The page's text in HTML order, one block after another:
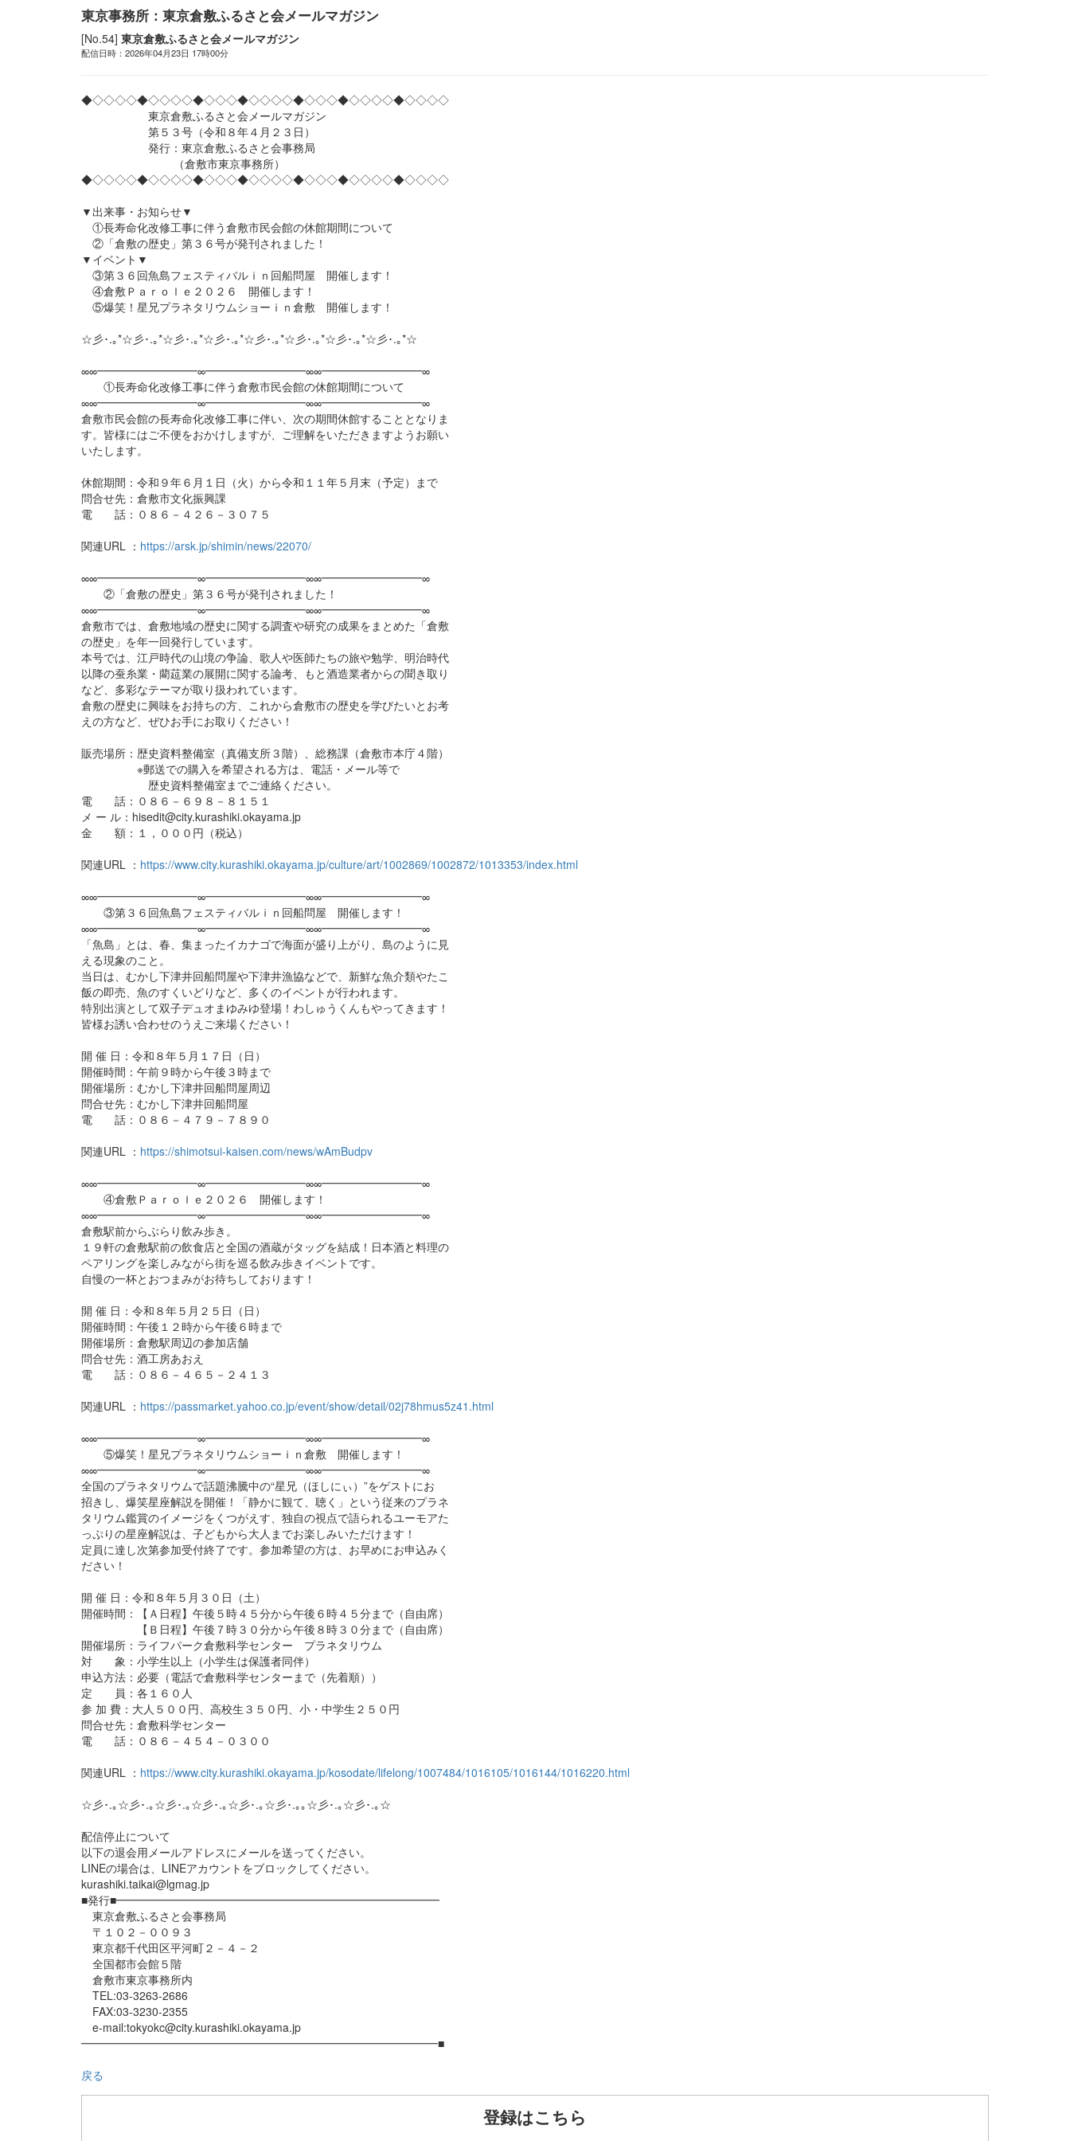
東京事務所：東京倉敷ふるさと会メールマガジン
[No.54] 東京倉敷ふるさと会メールマガジン
配信日時：2026年04月23日 17時00分
◆◇◇◇◇◆◇◇◇◇◆◇◇◇◆◇◇◇◇◆◇◇◇◆◇◇◇◇◆◇◇◇◇
東京倉敷ふるさと会メールマガジン
第５３号（令和８年４月２３日）
発行：東京倉敷ふるさと会事務局
（倉敷市東京事務所）
◆◇◇◇◇◆◇◇◇◇◆◇◇◇◆◇◇◇◇◆◇◇◇◆◇◇◇◇◆◇◇◇◇
▼出来事・お知らせ▼
①長寿命化改修工事に伴う倉敷市民会館の休館期間について
②「倉敷の歴史」第３６号が発刊されました！
▼イベント▼
③第３６回魚島フェスティバルｉｎ回船問屋 開催します！
④倉敷Ｐａｒｏｌｅ２０２６ 開催します！
⑤爆笑！星兄プラネタリウムショーｉｎ倉敷 開催します！
☆彡･.｡*☆彡･.｡*☆彡･.｡*☆彡･.｡*☆彡･.｡*☆彡･.｡*☆彡･.｡*☆彡･.｡*☆
∞∞━━━━━━━━━∞━━━━━━━━━∞∞━━━━━━━━━∞
①長寿命化改修工事に伴う倉敷市民会館の休館期間について
∞∞━━━━━━━━━∞━━━━━━━━━∞∞━━━━━━━━━∞
倉敷市民会館の長寿命化改修工事に伴い、次の期間休館することとなりま
す。皆様にはご不便をおかけしますが、ご理解をいただきますようお願い
いたします。
休館期間：令和９年６月１日（火）から令和１１年５月末（予定）まで
問合せ先：倉敷市文化振興課
電 話：０８６－４２６－３０７５
関連URL ： https://arsk.jp/shimin/news/22070/
∞∞━━━━━━━━━∞━━━━━━━━━∞∞━━━━━━━━━∞
②「倉敷の歴史」第３６号が発刊されました！
∞∞━━━━━━━━━∞━━━━━━━━━∞∞━━━━━━━━━∞
倉敷市では、倉敷地域の歴史に関する調査や研究の成果をまとめた「倉敷
の歴史」を年一回発行しています。
本号では、江戸時代の山境の争論、歌人や医師たちの旅や勉学、明治時代
以降の蚕糸業・藺莚業の展開に関する論考、もと酒造業者からの聞き取り
など、多彩なテーマが取り扱われています。
倉敷の歴史に興味をお持ちの方、これから倉敷市の歴史を学びたいとお考
えの方など、ぜひお手にお取りください！
販売場所：歴史資料整備室（真備支所３階）、総務課（倉敷市本庁４階）
※郵送での購入を希望される方は、電話・メール等で
歴史資料整備室までご連絡ください。
電 話：０８６－６９８－８１５１
メ ー ル：hisedit@city.kurashiki.okayama.jp
金 額：１，０００円（税込）
関連URL ： https://www.city.kurashiki.okayama.jp/culture/art/1002869/1002872/1013353/index.html
∞∞━━━━━━━━━∞━━━━━━━━━∞∞━━━━━━━━━∞
③第３６回魚島フェスティバルｉｎ回船問屋 開催します！
∞∞━━━━━━━━━∞━━━━━━━━━∞∞━━━━━━━━━∞
「魚島」とは、春、集まったイカナゴで海面が盛り上がり、島のように見
える現象のこと。
当日は、むかし下津井回船問屋や下津井漁協などで、新鮮な魚介類やたこ
飯の即売、魚のすくいどりなど、多くのイベントが行われます。
特別出演として双子デュオまゆみゆ登場！わしゅうくんもやってきます！
皆様お誘い合わせのうえご来場ください！
開 催 日：令和８年５月１７日（日）
開催時間：午前９時から午後３時まで
開催場所：むかし下津井回船問屋周辺
問合せ先：むかし下津井回船問屋
電 話：０８６－４７９－７８９０
関連URL ： https://shimotsui-kaisen.com/news/wAmBudpv
∞∞━━━━━━━━━∞━━━━━━━━━∞∞━━━━━━━━━∞
④倉敷Ｐａｒｏｌｅ２０２６ 開催します！
∞∞━━━━━━━━━∞━━━━━━━━━∞∞━━━━━━━━━∞
倉敷駅前からぶらり飲み歩き。
１９軒の倉敷駅前の飲食店と全国の酒蔵がタッグを結成！日本酒と料理の
ペアリングを楽しみながら街を巡る飲み歩きイベントです。
自慢の一杯とおつまみがお待ちしております！
開 催 日：令和８年５月２５日（日）
開催時間：午後１２時から午後６時まで
開催場所：倉敷駅周辺の参加店舗
問合せ先：酒工房あおえ
電 話：０８６－４６５－２４１３
関連URL ： https://passmarket.yahoo.co.jp/event/show/detail/02j78hmus5z41.html
∞∞━━━━━━━━━∞━━━━━━━━━∞∞━━━━━━━━━∞
⑤爆笑！星兄プラネタリウムショーｉｎ倉敷 開催します！
∞∞━━━━━━━━━∞━━━━━━━━━∞∞━━━━━━━━━∞
全国のプラネタリウムで話題沸騰中の“星兄（ほしにぃ）”をゲストにお
招きし、爆笑星座解説を開催！「静かに観て、聴く」という従来のプラネ
タリウム鑑賞のイメージをくつがえす、独自の視点で語られるユーモアた
っぷりの星座解説は、子どもから大人までお楽しみいただけます！
定員に達し次第参加受付終了です。参加希望の方は、お早めにお申込みく
ださい！
開 催 日：令和８年５月３０日（土）
開催時間：【Ａ日程】午後５時４５分から午後６時４５分まで（自由席）
【Ｂ日程】午後７時３０分から午後８時３０分まで（自由席）
開催場所：ライフパーク倉敷科学センター プラネタリウム
対 象：小学生以上（小学生は保護者同伴）
申込方法：必要（電話で倉敷科学センターまで（先着順））
定 員：各１６０人
参 加 費：大人５００円、高校生３５０円、小・中学生２５０円
問合せ先：倉敷科学センター
電 話：０８６－４５４－０３００
関連URL ： https://www.city.kurashiki.okayama.jp/kosodate/lifelong/1007484/1016105/1016144/1016220.html
☆彡･.｡☆彡･.｡☆彡･.｡☆彡･.｡☆彡･.｡☆彡･.｡｡☆彡･.｡☆彡･.｡☆
配信停止について
以下の退会用メールアドレスにメールを送ってください。
LINEの場合は、LINEアカウントをブロックしてください。
kurashiki.taikai@lgmag.jp
■発行■━━━━━━━━━━━━━━━━━━━━━━━━━━━━━
東京倉敷ふるさと会事務局
〒１０２－００９３
東京都千代田区平河町２－４－２
全国都市会館５階
倉敷市東京事務所内
TEL:03-3263-2686
FAX:03-3230-2355
e-mail:tokyokc@city.kurashiki.okayama.jp
━━━━━━━━━━━━━━━━━━━━━━━━━━━━━━━━■
戻る
登録はこちら